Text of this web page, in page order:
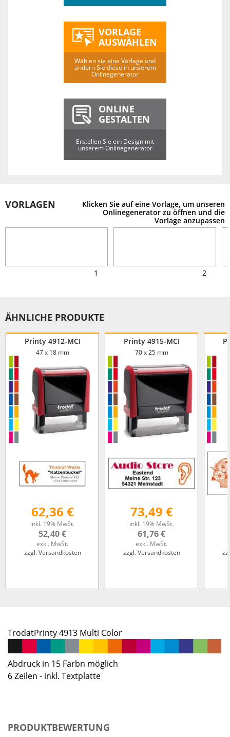
VORLAGE
AUSWÄHLEN
Wählen sie eine Vorlage und
ändern Sie diese in unserem
Onlinegenerator
ONLINE
GESTALTEN
Erstellen Sie ein Design mit
unserem Onlinegenerator
VORLAGEN
Klicken Sie auf eine Vorlage, um unseren
Onlinegenerator zu öffnen und die
Vorlage anzupassen
1 2
ÄHNLICHE PRODUKTE
Printy 4912-MCI
47 x 18 mm
62,36 €
inkl. 19% MwSt.
52,40 €
exkl. MwSt.
zzgl. Versandkosten
Printy 4915-MCI
70 x 25 mm
73,49 €
inkl. 19% MwSt.
61,76 €
exkl. MwSt.
zzgl. Versandkosten
TrodatPrinty 4913 Multi Color
Abdruck in 15 Farbn möglich
6 Zeilen - inkl. Textplatte
PRODUKTBEWERTUNG